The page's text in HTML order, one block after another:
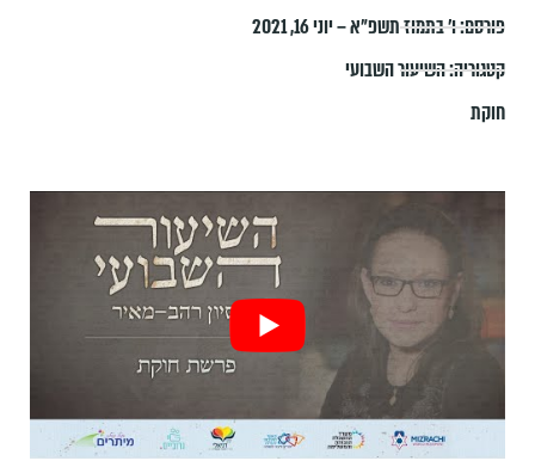
פורסם:ו׳ בתמוז תשפ״א – יוני 16, 2021
קטגוריה:השיעור השבועי
חוקת